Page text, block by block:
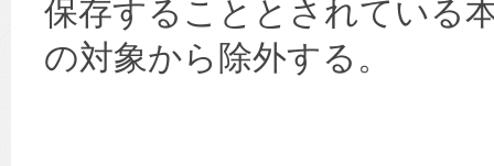
保存することとされている
の対象から除外する。